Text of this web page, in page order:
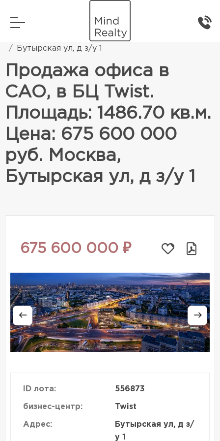
Коммерческая недвижимость
Бутырская ул, д з/у 1
Продажа офиса в
САО, в БЦ Twist.
Площадь: 1486.70 кв.м.
Цена: 675 600 000
руб. Москва,
Бутырская ул, д з/у 1
675 600 000 ₽
ID лота: 556873
бизнес-центр: Twist
Адрес:
Бутырская ул, д з/
у 1